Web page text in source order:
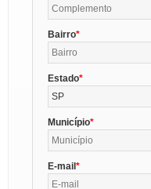
Bairro
Estado
SP
Município
E-mail